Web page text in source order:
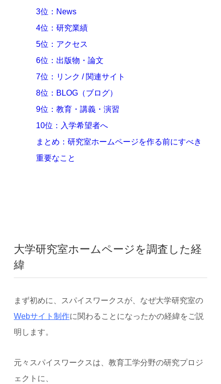
3位：News
4位：研究業績
5位：アクセス
6位：出版物・論文
7位：リンク / 関連サイト
8位：BLOG（ブログ）
9位：教育・講義・演習
10位：入学希望者へ
まとめ：研究室ホームページを作る前にすべき
重要なこと
大学研究室ホームページを調査した経
緯
まず初めに、スパイスワークスが、なぜ大学研究室の
Webサイト制作に関わることになったかの経緯をご説
明します。
元々スパイスワークスは、教育工学分野の研究プロジ
ェクトに、